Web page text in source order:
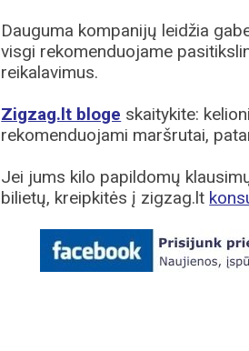
Dauguma kompanijų leidžia
visgi rekomenduojame
reikalavimus.
Zigzag.lt bloge skaitykite:
rekomenduojami maršrutai,
Jei jums kilo papildomų
bilietų, kreipkitės į zigzag.lt